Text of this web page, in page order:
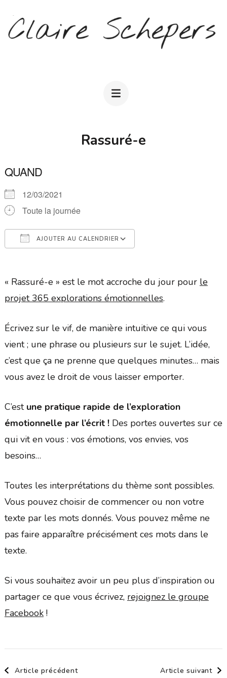
contenu
Rassuré-e
QUAND
12/03/2021
Toute la journée
AJOUTER AU CALENDRIER
« Rassuré-e » est le mot accroche du jour pour le
projet 365 explorations émotionnelles.
Écrivez sur le vif, de manière intuitive ce qui vous
vient ; une phrase ou plusieurs sur le sujet. L’idée,
c’est que ça ne prenne que quelques minutes… mais
vous avez le droit de vous laisser emporter.
C’est une pratique rapide de l’exploration
émotionnelle par l’écrit ! Des portes ouvertes sur ce
qui vit en vous : vos émotions, vos envies, vos
besoins…
Toutes les interprétations du thème sont possibles.
Vous pouvez choisir de commencer ou non votre
texte par les mots donnés. Vous pouvez même ne
pas faire apparaître précisément ces mots dans le
texte.
Si vous souhaitez avoir un peu plus d’inspiration ou
partager ce que vous écrivez, rejoignez le groupe
Facebook!
Navigation
Article précédent Article suivant